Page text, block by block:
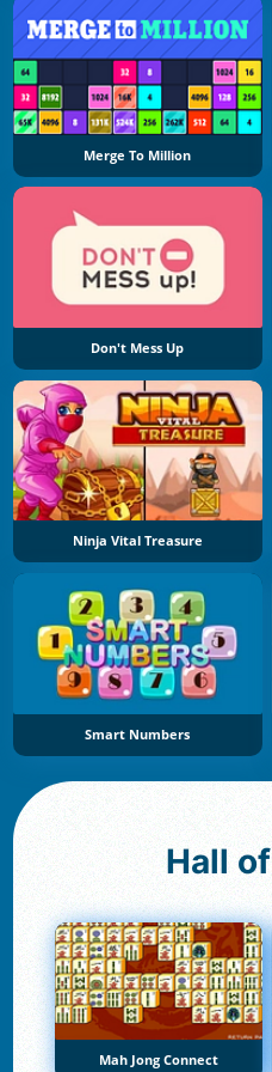
Merge To Million
Don't Mess Up
Ninja Vital Treasure
Smart Numbers
Hall of
Mah Jong Connect